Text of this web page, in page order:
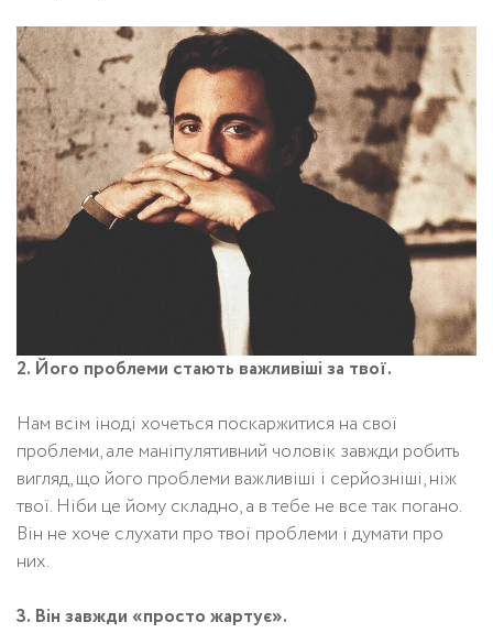
2. Його проблеми стають важливіші за твої.
Нам всім іноді хочеться поскаржитися на свої
проблеми, але маніпулятивний чоловік завжди робить
вигляд, що його проблеми важливіші і серйозніші, ніж
твої. Ніби це йому складно, а в тебе не все так погано.
Він не хоче слухати про твої проблеми і думати про
них.
3. Він завжди «просто жартує».